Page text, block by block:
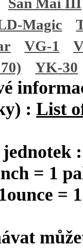
Magic
VG-1
YK-30
: List
:
= 1
=